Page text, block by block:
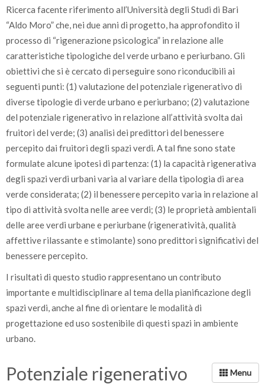
Ricerca facente riferimento all’Università degli Studi di Bari
“Aldo Moro” che, nei due anni di progetto, ha approfondito il
processo di “rigenerazione psicologica” in relazione alle
caratteristiche tipologiche del verde urbano e periurbano. Gli
obiettivi che si è cercato di perseguire sono riconducibili ai
seguenti punti: (1) valutazione del potenziale rigenerativo di
diverse tipologie di verde urbano e periurbano; (2) valutazione
del potenziale rigenerativo in relazione all’attività svolta dai
fruitori del verde; (3) analisi dei predittori del benessere
percepito dai fruitori degli spazi verdi. A tal fine sono state
formulate alcune ipotesi di partenza: (1) la capacità rigenerativa
degli spazi verdi urbani varia al variare della tipologia di area
verde considerata; (2) il benessere percepito varia in relazione al
tipo di attività svolta nelle aree verdi; (3) le proprietà ambientali
delle aree verdi urbane e periurbane (rigeneratività, qualità
affettive rilassante e stimolante) sono predittori significativi del
benessere percepito.
I risultati di questo studio rappresentano un contributo
importante e multidisciplinare al tema della pianificazione degli
spazi verdi, anche al fine di orientare le modalità di
progettazione ed uso sostenibile di questi spazi in ambiente
urbano.
Potenziale rigenerativo